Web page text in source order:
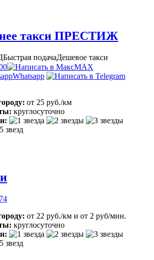
такси ПРЕСТИЖ
Быстрая подачаДешевое такси
MAX
Whatsapp
от 25 руб./км
круглосуточно
от 22 руб./км и от 2 руб/мин.
круглосуточно